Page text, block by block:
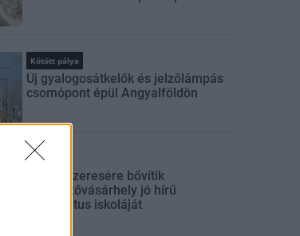
Kötött pálya
Új gyalogosátkelők és jelzőlámpás
csomópont épül Angyalföldön
Mi épül?
Másfélszeresére bővítik
Hódmezővásárhely jó hírű
református iskoláját